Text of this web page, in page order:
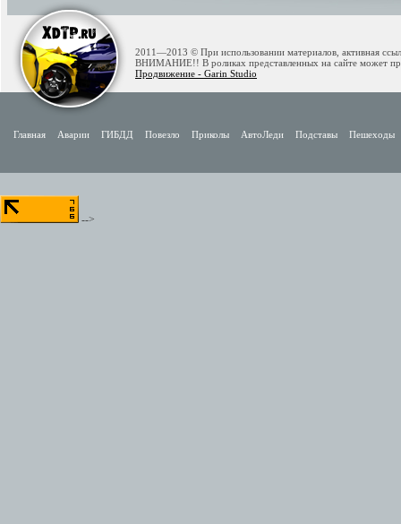
2011—2013 © При использовании материалов, активная
ВНИМАНИЕ!! В роликах представленных на сайте может
Продвижение - Garin Studio
Главная Аварии ГИБДД Повезло Приколы АвтоЛеди Подставы Пешеходы
-->